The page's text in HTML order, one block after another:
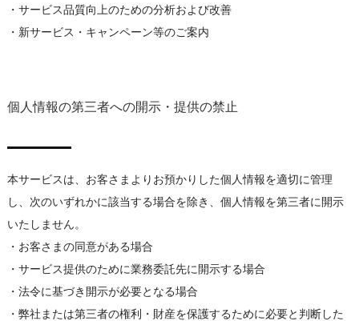
・サービス品質向上のための分析および改善
・新サービス・キャンペーン等のご案内
個人情報の第三者への開示・提供の禁止
本サービスは、お客さまよりお預かりした個人情報を適切に管理
し、次のいずれかに該当する場合を除き、個人情報を第三者に開示
いたしません。
・お客さまの同意がある場合
・サービス提供のために業務委託先に開示する場合
・法令に基づき開示が必要となる場合
・弊社または第三者の権利・財産を保護するために必要と判断した